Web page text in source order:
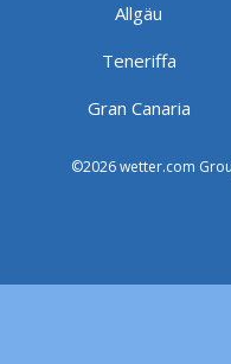
Allgäu
Teneriffa
Gran Canaria
©2026 wetter.com